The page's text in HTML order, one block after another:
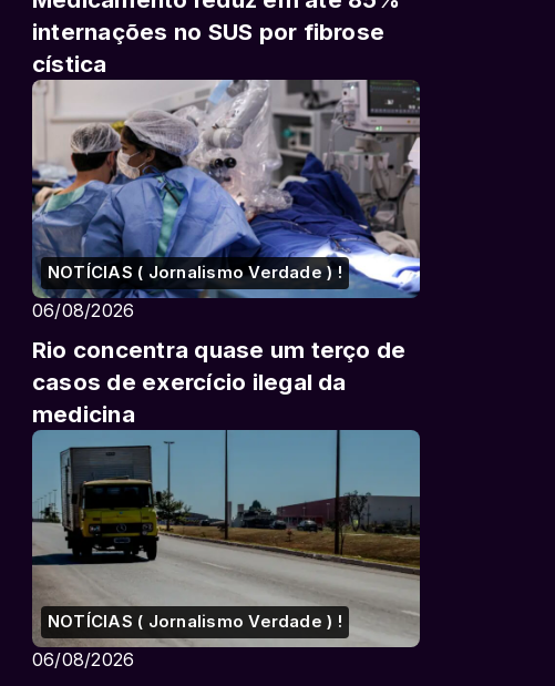
internações no SUS por fibrose
cística
NOTÍCIAS ( Jornalismo Verdade ) !
06/08/2026
Rio concentra quase um terço de
casos de exercício ilegal da
medicina
NOTÍCIAS ( Jornalismo Verdade ) !
06/08/2026